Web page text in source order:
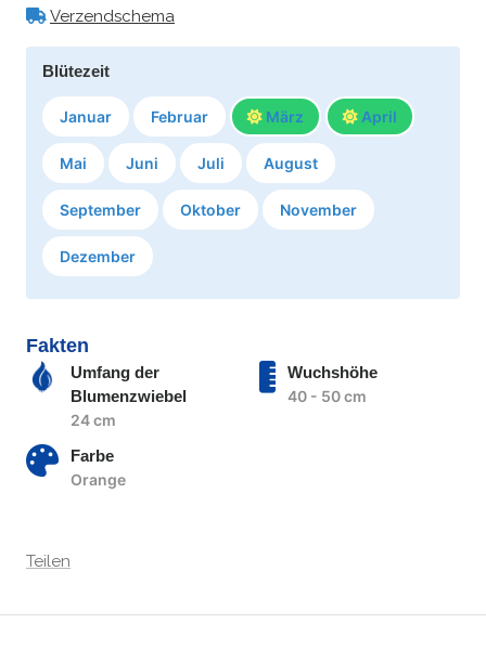
Verzendschema
Blütezeit
Januar Februar März April
Mai Juni Juli August
September Oktober November
Dezember
Fakten
Umfang der
Blumenzwiebel
24 cm
Wuchshöhe
40 - 50 cm
Farbe
Orange
Teilen